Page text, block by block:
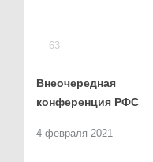
63
Внеочередная
конференция РФС
4 февраля 2021